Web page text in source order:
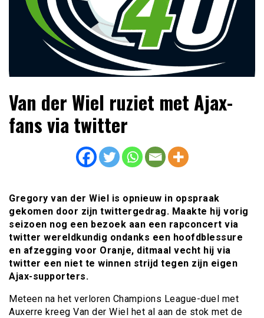
Voetbal4U.com Voetbalnieuws |
Transfers, Eredivisie &
Internationaal voetbal |
transferupdates, analyses en achtergronden over clubs,
spelers en competities uit binnen- en buitenland.
Van der Wiel ruziet met Ajax-
fans via twitter
Gregory van der Wiel is opnieuw in opspraak
gekomen door zijn twittergedrag. Maakte hij vorig
seizoen nog een bezoek aan een rapconcert via
twitter wereldkundig ondanks een hoofdblessure
en afzegging voor Oranje, ditmaal vecht hij via
twitter een niet te winnen strijd tegen zijn eigen
Ajax-supporters.
Meteen na het verloren Champions League-duel met
Auxerre kreeg Van der Wiel het al aan de stok met de